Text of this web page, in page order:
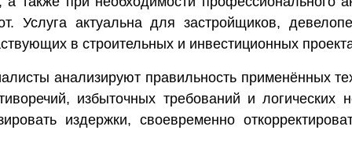
актуальна для застройщиков,
в строительных и инвестиционных
анализируют правильность применённых
избыточных требований и логических
издержки, своевременно